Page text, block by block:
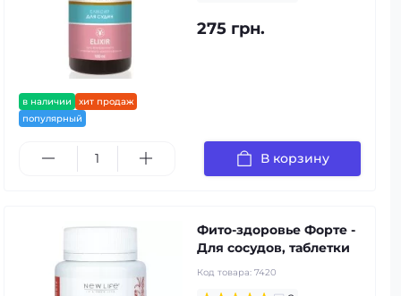
в наличии
хит продаж
популярный
275 грн.
В корзину
Фито-здоровье Форте -
Для сосудов, таблетки
Код товара: 7420